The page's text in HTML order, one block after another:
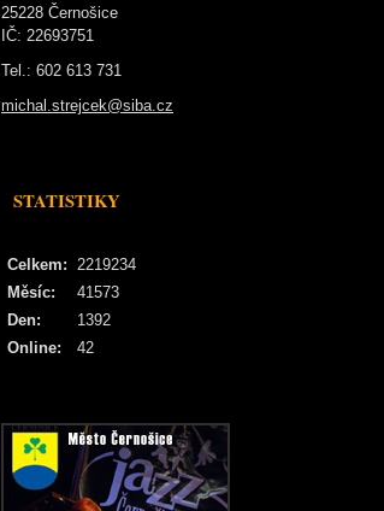
25228 Černošice
IČ: 22693751
Tel.: 602 613 731
michal.strejcek@siba.cz
STATISTIKY
Online: 42
Celkem: 2219234
Měsíc:
41573
Den:
1392